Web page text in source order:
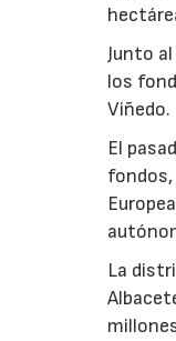
Junto
los
Viñedo.
El
fondos,
La